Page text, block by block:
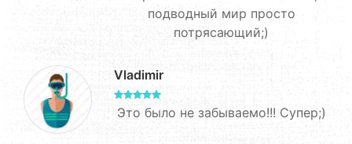
подводный мир просто
потрясающий;)
Vladimir
Это было не забываемо!!! Супер;)